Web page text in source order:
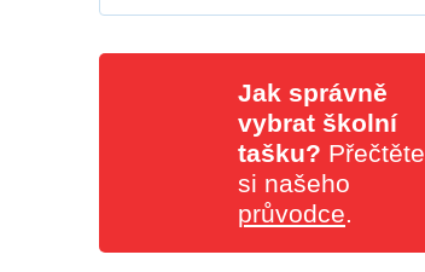
Jak správně
vybrat školní
tašku? Přečtěte
si našeho
průvodce.